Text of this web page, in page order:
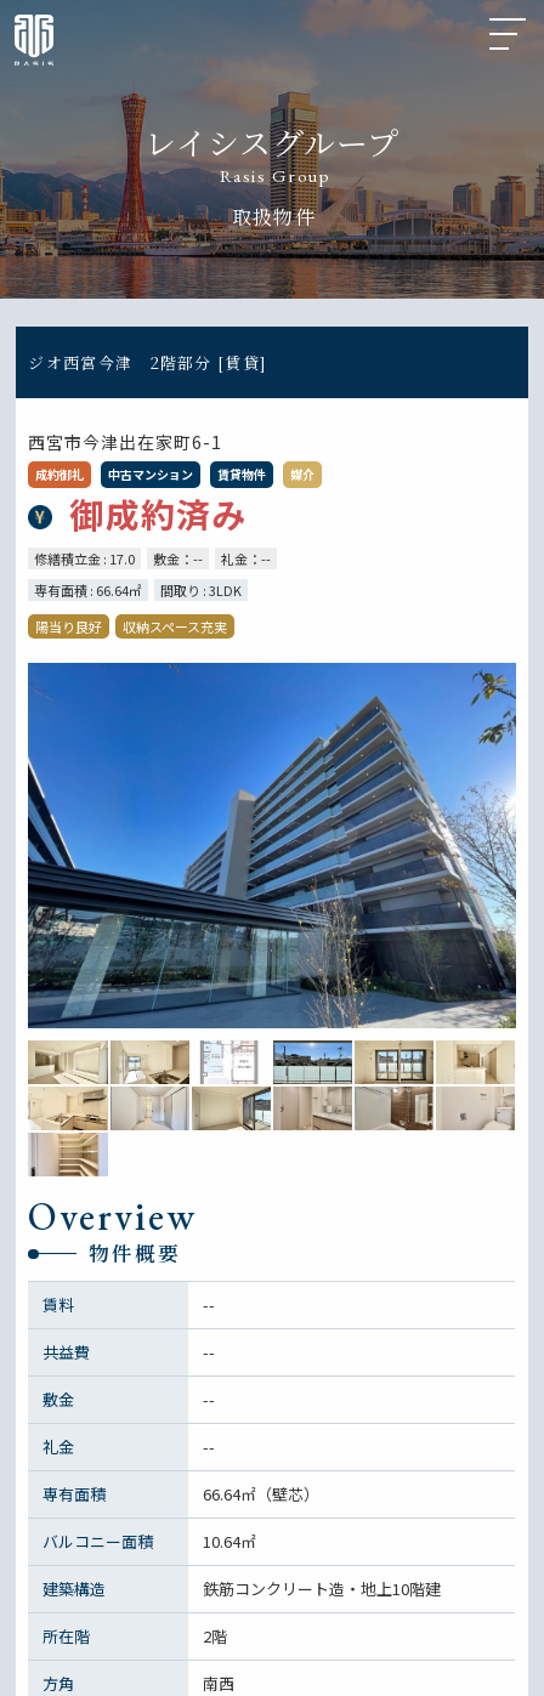
レイシスグループ
Rasis Group
取扱物件
ジオ西宮今津 2階部分 [賃貸]
西宮市今津出在家町6-1
成約御礼 中古マンション 賃貸物件 媒介
御成約済み
修繕積立金 : 17.0 敷金：--
礼金：--
専有面積 : 66.64㎡
間取り : 3LDK
陽当り良好
収納スペース充実
Overview
物件概要
賃料 --
共益費 --
敷金 --
礼金 --
専有面積 66.64㎡（壁芯）
バルコニー面積 10.64㎡
建築構造 鉄筋コンクリート造・地上10階建
所在階 2階
方角 南西